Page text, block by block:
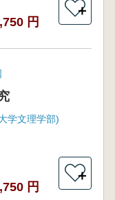
円
＋
学文理学部)
円
＋